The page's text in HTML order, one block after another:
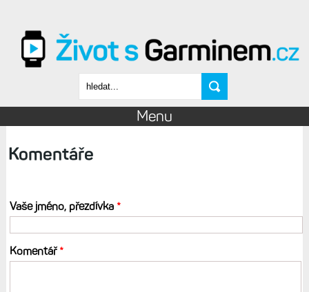
Vyhledávání
Menu
Komentáře
Vaše jméno, přezdívka *
Komentář*